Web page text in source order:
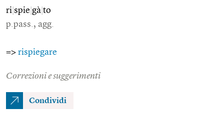
ri spie gà to
p.pass., agg.
=> rispiegare
Correzioni e suggerimenti
Condividi